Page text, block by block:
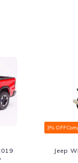
1:24
3% OFF